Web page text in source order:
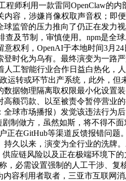
师利用一款雷同OpenClaw的
容，涉嫌肖像权取声音权；即
监管的压力推向了仍正在发力
及节制，审慎使用。npm是全球
权利，OpenAI于本地时间3月
时化为乌有。最终演变为一路
工智能行业合作日益白热化，
运转或环节出产系统，此外，但
据物理隔离取权限最小化设置
额罚款、以至被责令暂停营业
球市场播报）发觉该违法行为
制做方，虽然如斯，将不得不
正在GitHub等渠道反馈报错问题
久以来，演变为全行业的洗牌
应链风险以及正在极端环境下
必需设置强制的人工干涉、复
容利用者取者，三亚市互联网